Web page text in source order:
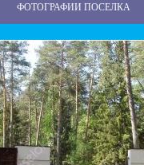
ФОТОГРАФИИ ПОСЕЛКА